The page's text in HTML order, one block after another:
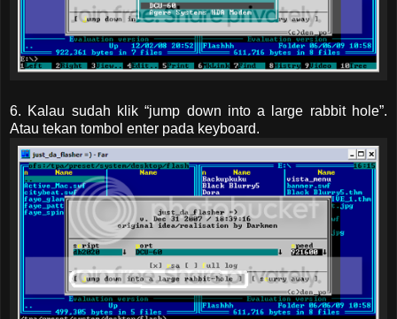
6. Kalau sudah klik “jump down into a large rabbit hole”.
Atau tekan tombol enter pada keyboard.